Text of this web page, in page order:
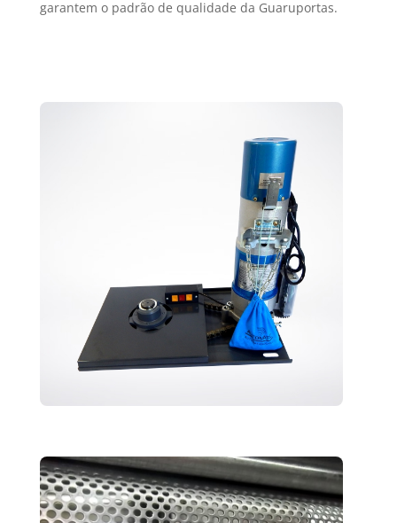
garantem o padrão de qualidade da Guaruportas.